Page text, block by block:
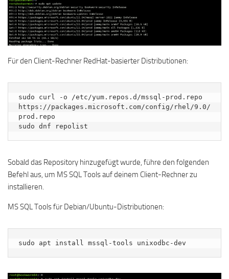
Für den Client-Rechner RedHat-basierter Distributionen:
sudo curl -o /etc/yum.repos.d/mssql-prod.repo
https://packages.microsoft.com/config/rhel/9.0/
prod.repo
sudo dnf repolist
Sobald das Repository hinzugefügt wurde, führe den folgenden
Befehl aus, um MS SQL Tools auf deinem Client-Rechner zu
installieren.
MS SQL Tools für Debian/Ubuntu-Distributionen:
sudo apt install mssql-tools unixodbc-dev